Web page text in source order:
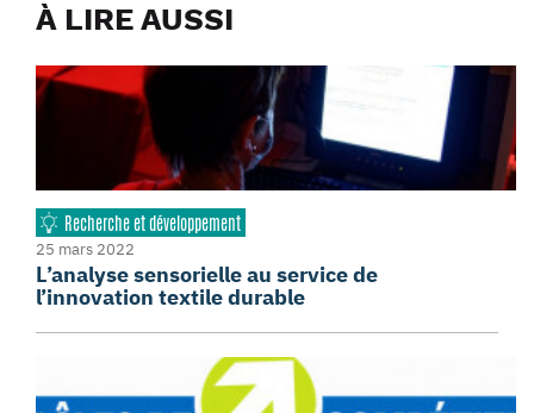
À LIRE AUSSI
Recherche et développement
25 mars 2022
L’analyse sensorielle au service de
l’innovation textile durable